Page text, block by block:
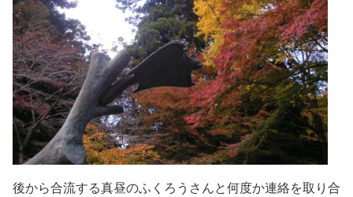
後から合流する真昼のふくろうさんと何度か連絡を取り合